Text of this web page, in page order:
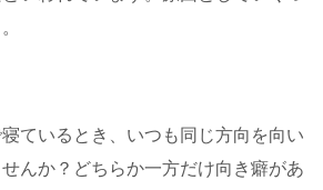
ているとき、いつも同じ方向を向い
んか？どちらか一方だけ向き癖があ